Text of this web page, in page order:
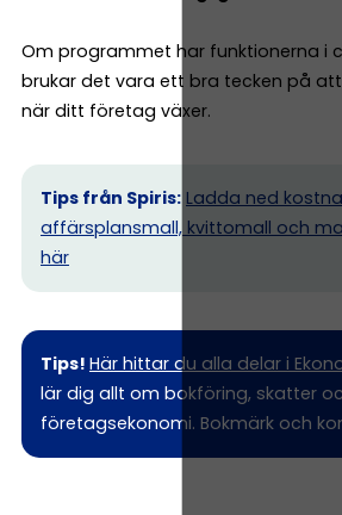
Om programmet har funktionerna i
brukar det vara ett bra tecken på
när ditt företag växer.
Tips från Spiris: Ladda ned
affärsplansmall, kvittomall och
här
Tips! Här hittar du alla delar i
lär dig allt om bokföring, skatter
företagsekonomi. Bokmärk och